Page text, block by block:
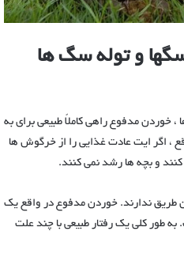
و توله سگ ها
خوردن مدفوع راهی کاملاً طبیعی برای به
اگر ایت عادت غذایی را از خرگوش ها
کنند و بچه ها رشد نمی کنند.
طریق ندارند. خوردن مدفوع در واقع یک
طور کلی یک رفتار طبیعی با چند علت